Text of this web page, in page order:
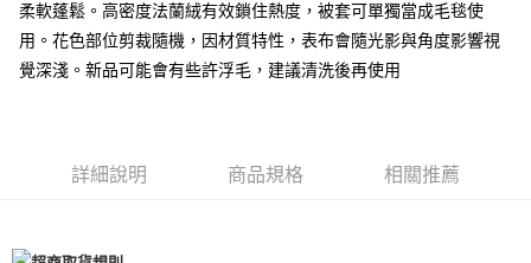
付款後全家取貨
離島7-11取貨付款
付款後7-11取貨
柔軟蓬鬆。高密度法蘭絨有效鎖住熱度，被套可單獨當成毛毯使
用。花色部位剪裁隨機，因材質特性，表布會隨光影與角度影響視
覺深淺。新品可能會有些許浮毛，建議清洗後再使用
詳細說明 商品規格 相關推薦